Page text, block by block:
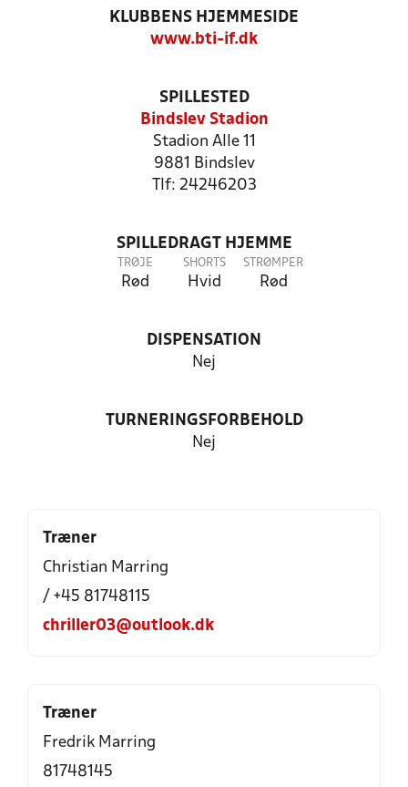
KLUBBENS HJEMMESIDE
www.bti-if.dk
SPILLESTED
Bindslev Stadion
Stadion Alle 11
9881 Bindslev
Tlf: 24246203
SPILLEDRAGT HJEMME
TRØJE
Rød
SHORTS
Hvid
STRØMPER
Rød
DISPENSATION
Nej
TURNERINGSFORBEHOLD
Nej
Træner
Christian Marring
/ +45 81748115
chriller03@outlook.dk
Træner
Fredrik Marring
81748145